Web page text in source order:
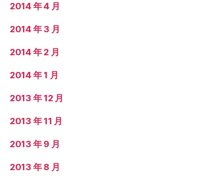
2014 年 4 月
2014 年 3 月
2014 年 2 月
2014 年 1 月
2013 年 12 月
2013 年 11 月
2013 年 9 月
2013 年 8 月